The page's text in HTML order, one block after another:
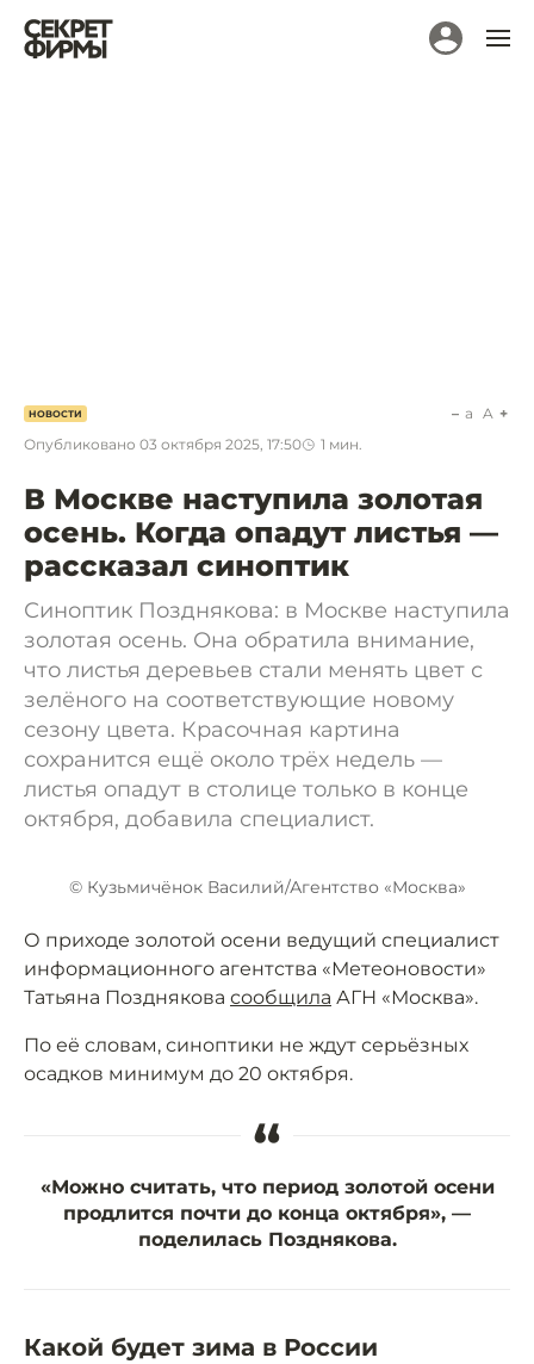
НОВОСТИ
Опубликовано 03 октября 2025, 17:50 1 мин.
a A
В Москве наступила золотая
осень. Когда опадут листья —
рассказал синоптик
Синоптик Позднякова: в Москве наступила
золотая осень. Она обратила внимание,
что листья деревьев стали менять цвет с
зелёного на соответствующие новому
сезону цвета. Красочная картина
сохранится ещё около трёх недель —
листья опадут в столице только в конце
октября, добавила специалист.
© Кузьмичёнок Василий/Агентство «Москва»
О приходе золотой осени ведущий специалист
информационного агентства «Метеоновости»
Татьяна Позднякова сообщила АГН «Москва».
По её словам, синоптики не ждут серьёзных
осадков минимум до 20 октября.
“
«Можно считать, что период золотой осени
продлится почти до конца октября», —
поделилась Позднякова.
Какой будет зима в России